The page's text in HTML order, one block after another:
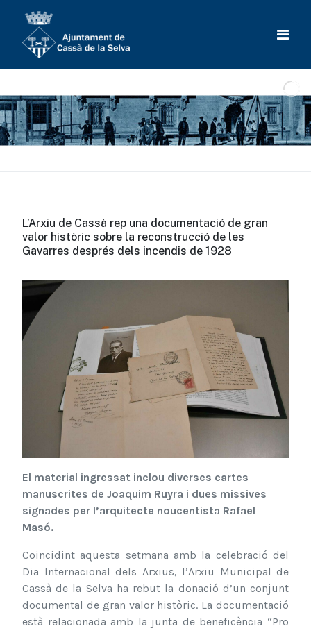
L’Arxiu de Cassà rep una documentació de gran
valor històric sobre la reconstrucció de les
Gavarres després dels incendis de 1928
El material ingressat inclou diverses cartes
manuscrites de Joaquim Ruyra i dues missives
signades per l’arquitecte noucentista Rafael
Masó.
Coincidint aquesta setmana amb la celebració del
Dia Internacional dels Arxius, l’Arxiu Municipal de
Cassà de la Selva ha rebut la donació d’un conjunt
documental de gran valor històric. La documentació
està relacionada amb la junta de beneficència “Pro